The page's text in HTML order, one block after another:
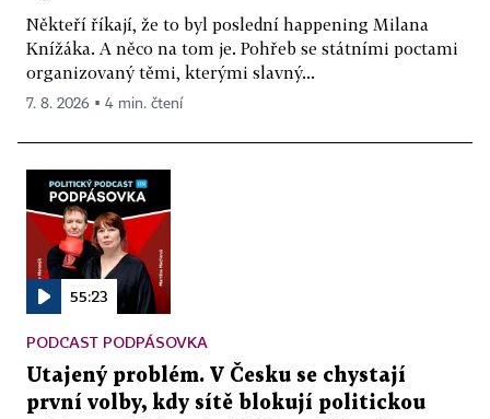
Někteří říkají, že to byl poslední happening Milana
Knížáka. A něco na tom je. Pohřeb se státními poctami
organizovaný těmi, kterými slavný...
7. 8. 2026 ▪ 4 min. čtení
55:23
PODCAST PODPÁSOVKA
Utajený problém. V Česku se chystají
první volby, kdy sítě blokují politickou